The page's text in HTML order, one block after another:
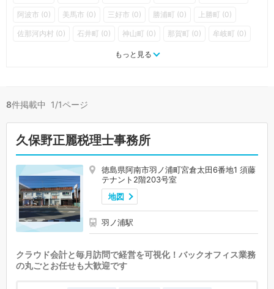
阿波市 (0) 美馬市 (0) 三好市 (0) 勝浦町 (0) 上勝町 (0)
佐那河内村 (0) 石井町 (0) 神山町 (0) 那賀町 (0) 牟岐町 (0)
松茂町 (0) 北島町 (0)
もっと見る
8件掲載中 1/1ページ
久保野正麗税理士事務所
徳島県阿南市羽ノ浦町宮倉太田6番地1 須藤
テナント2階203号室
地図
羽ノ浦駅
クラウド会計と毎月訪問で経営を可視化！バックオフィス業務
の丸ごとお任せも大歓迎です